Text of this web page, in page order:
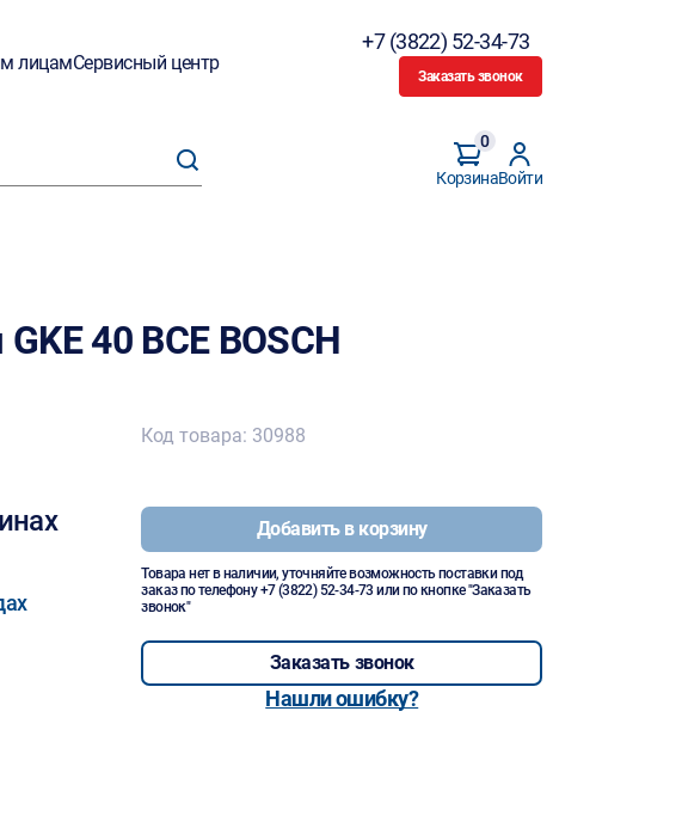
лицамСервисный центр
+7 (3822) 52-34-73
Заказать звонок
Корзина
0
Войти
40 BCE BOSCH
Код товара: 30988
Добавить в корзину
Товара нет в наличии, уточняйте возможность поставки под
заказ по телефону+7 (3822) 52-34-73 или по кнопке "Заказать
звонок"
Заказать звонок
Нашли ошибку?